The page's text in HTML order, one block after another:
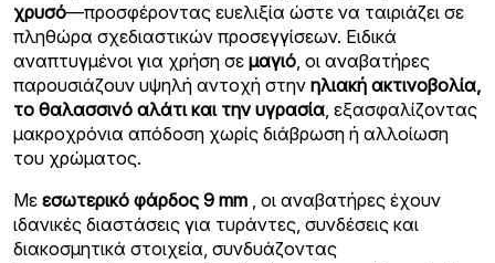
χρυσό—προσφέροντας ευελιξία ώστε να ταιριάζει σε
πληθώρα σχεδιαστικών προσεγγίσεων. Ειδικά
αναπτυγμένοι για χρήση σε μαγιό, οι αναβατήρες
παρουσιάζουν υψηλή αντοχή στην ηλιακή ακτινοβολία,
το θαλασσινό αλάτι και την υγρασία, εξασφαλίζοντας
μακροχρόνια απόδοση χωρίς διάβρωση ή αλλοίωση
του χρώματος.
Με εσωτερικό φάρδος 9 mm , οι αναβατήρες έχουν
ιδανικές διαστάσεις για τυράντες, συνδέσεις και
διακοσμητικά στοιχεία, συνδυάζοντας